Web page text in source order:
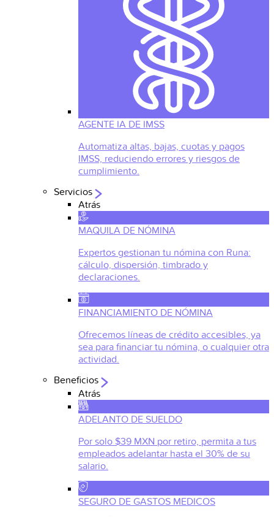
AGENTE IA DE IMSS
Automatiza altas, bajas, cuotas y pagos
IMSS, reduciendo errores y riesgos de
cumplimiento.
Servicios
Atrás
MAQUILA DE NÓMINA
Expertos gestionan tu nómina con Runa:
cálculo, dispersión, timbrado y
declaraciones.
FINANCIAMIENTO DE NÓMINA
Ofrecemos líneas de crédito accesibles, ya
sea para financiar tu nómina, o cualquier otra
actividad.
Beneficios
Atrás
ADELANTO DE SUELDO
Por solo $39 MXN por retiro, permita a tus
empleados adelantar hasta el 30% de su
salario.
SEGURO DE GASTOS MEDICOS